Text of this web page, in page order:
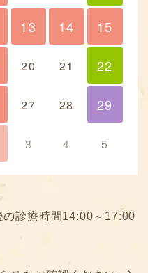
13 14 15
13 14 15
20 21 22
22
27 28 29
29
3 4 5
診療時間14:00～17:00